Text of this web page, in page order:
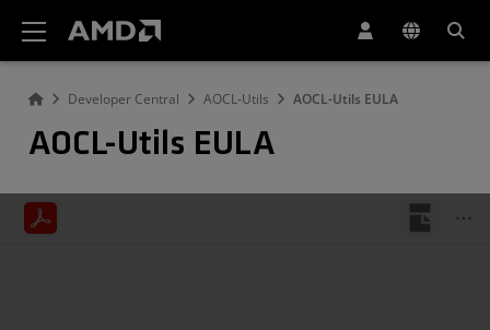
Developer Central AOCL-Utils AOCL-Utils EULA
AOCL-Utils EULA